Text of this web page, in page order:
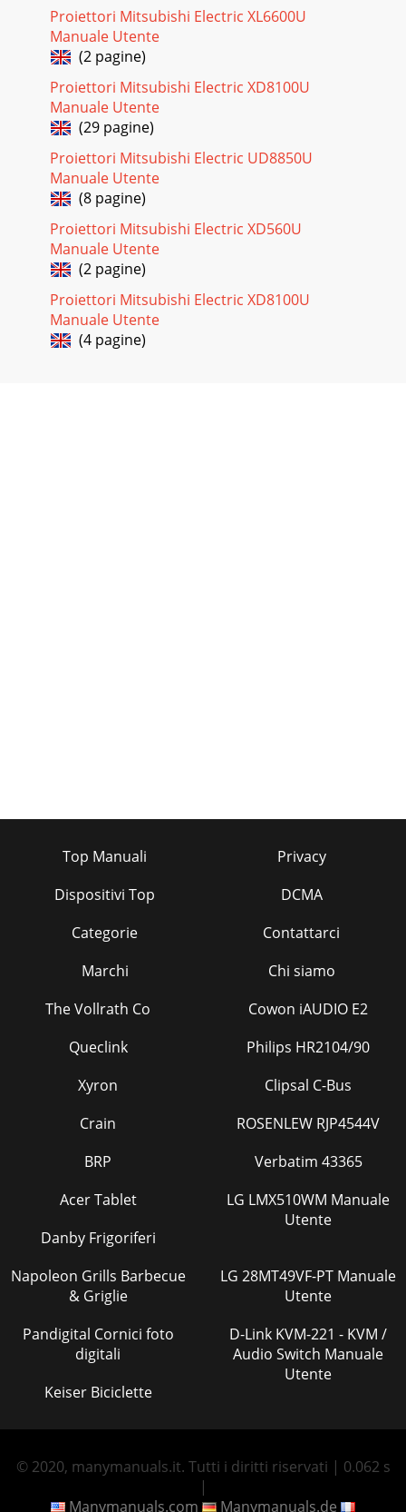
Proiettori Mitsubishi Electric XL6600U
Manuale Utente
(2 pagine)
Proiettori Mitsubishi Electric XD8100U
Manuale Utente
(29 pagine)
Proiettori Mitsubishi Electric UD8850U
Manuale Utente
(8 pagine)
Proiettori Mitsubishi Electric XD560U
Manuale Utente
(2 pagine)
Proiettori Mitsubishi Electric XD8100U
Manuale Utente
(4 pagine)
Top Manuali
Dispositivi Top
Categorie
Marchi
Privacy
DCMA
Contattarci
Chi siamo
The Vollrath Co
Queclink
Xyron
Crain
BRP
Acer Tablet
Danby Frigoriferi
Napoleon Grills Barbecue
& Griglie
Pandigital Cornici foto
digitali
Keiser Biciclette
Cowon iAUDIO E2
Philips HR2104/90
Clipsal C-Bus
ROSENLEW RJP4544V
Verbatim 43365
LG LMX510WM Manuale
Utente
LG 28MT49VF-PT Manuale
Utente
D-Link KVM-221 - KVM /
Audio Switch Manuale
Utente
© 2020, manymanuals.it. Tutti i diritti riservati | 0.062 s
|
Manymanuals.com
Manymanuals.de